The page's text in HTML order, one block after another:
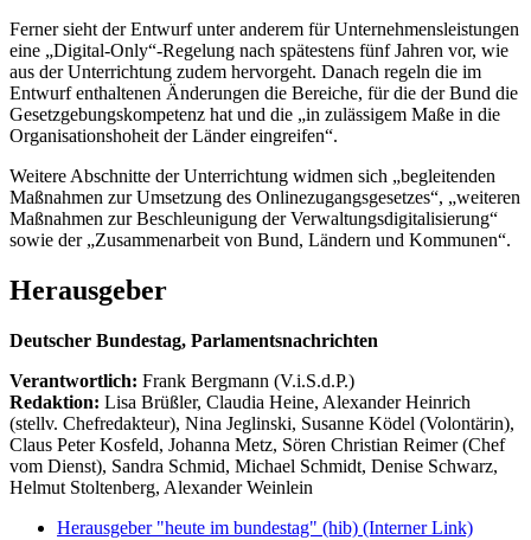
Ferner sieht der Entwurf unter anderem für Unternehmensleistungen
eine „Digital-Only“-Regelung nach spätestens fünf Jahren vor, wie
aus der Unterrichtung zudem hervorgeht. Danach regeln die im
Entwurf enthaltenen Änderungen die Bereiche, für die der Bund die
Gesetzgebungskompetenz hat und die „in zulässigem Maße in die
Organisationshoheit der Länder eingreifen“.
Weitere Abschnitte der Unterrichtung widmen sich „begleitenden
Maßnahmen zur Umsetzung des Onlinezugangsgesetzes“, „weiteren
Maßnahmen zur Beschleunigung der Verwaltungsdigitalisierung“
sowie der „Zusammenarbeit von Bund, Ländern und Kommunen“.
Herausgeber
Deutscher Bundestag, Parlamentsnachrichten
Verantwortlich: Frank Bergmann (V.i.S.d.P.)
Redaktion: Lisa Brüßler, Claudia Heine, Alexander Heinrich
(stellv. Chefredakteur), Nina Jeglinski, Susanne Ködel (Volontärin),
Claus Peter Kosfeld, Johanna Metz, Sören Christian Reimer (Chef
vom Dienst), Sandra Schmid, Michael Schmidt, Denise Schwarz,
Helmut Stoltenberg, Alexander Weinlein
Herausgeber "heute im bundestag" (hib) (Interner Link)